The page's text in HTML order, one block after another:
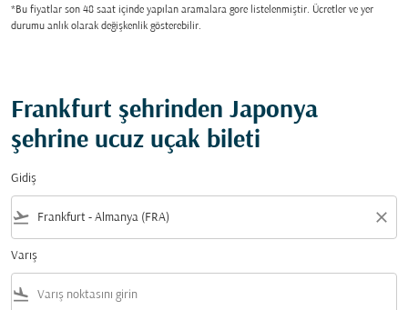
*Bu fiyatlar son 48 saat içinde yapılan aramalara gore listelenmiştir. Ücretler ve yer
durumu anlık olarak değişkenlik gösterebilir.
Frankfurt şehrinden Japonya
şehrine ucuz uçak bileti
Gidiş
flight_takeoff close
Varış
flight_land